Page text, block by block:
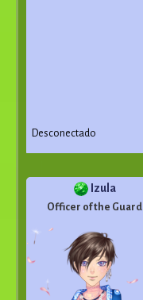
Desconectado
Izula
Officer of the Guard